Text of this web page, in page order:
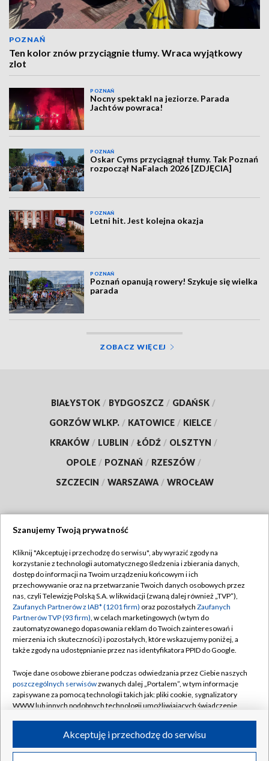
POZNAŃ
Ten kolor znów przyciągnie tłumy. Wraca wyjątkowy
zlot
POZNAŃ
Nocny spektakl na jeziorze. Parada
Jachtów powraca!
POZNAŃ
Oskar Cyms przyciągnął tłumy. Tak Poznań
rozpoczął NaFalach 2026 [ZDJĘCIA]
POZNAŃ
Letni hit. Jest kolejna okazja
POZNAŃ
Poznań opanują rowery! Szykuje się wielka
parada
ZOBACZ WIĘCEJ
BIAŁYSTOK / BYDGOSZCZ / GDAŃSK /
GORZÓW WLKP. / KATOWICE / KIELCE /
KRAKÓW / LUBLIN / ŁÓDŹ / OLSZTYN /
OPOLE / POZNAŃ / RZESZÓW /
SZCZECIN / WARSZAWA / WROCŁAW
TVP
Abonament TVP
Emisja w TVP
Centrum informacji TVP
Naziemna Telewizja Cyfrowa
Rada Programowa
System NOS
Informacje o nadawcy
Program dla prasy
Regulamin TVP
Polityka prywatności
Moje zgody
Pomoc
Kontakt
Kanały
©2026 Telewizja Polska S.A. w likwidacji
Szanujemy Twoją prywatność
Kliknij "Akceptuję i przechodzę do serwisu", aby wyrazić zgody na
korzystanie z technologii automatycznego śledzenia i zbierania danych,
dostęp do informacji na Twoim urządzeniu końcowym i ich
przechowywanie oraz na przetwarzanie Twoich danych osobowych przez
nas, czyli Telewizję Polską S.A. w likwidacji (zwaną dalej również „TVP”),
Zaufanych Partnerów z IAB* (1201 firm) oraz pozostałych Zaufanych
Partnerów TVP (93 firm), w celach marketingowych (w tym do
zautomatyzowanego dopasowania reklam do Twoich zainteresowań i
mierzenia ich skuteczności) i pozostałych, które wskazujemy poniżej, a
także zgody na udostępnianie przez nas identyfikatora PPID do Google.
Twoje dane osobowe zbierane podczas odwiedzania przez Ciebie naszych
poszczególnych serwisówzwanych dalej „Portalem”, w tym informacje
zapisywane za pomocą technologii takich jak: pliki cookie, sygnalizatory
WWW lub innych podobnych technologii umożliwiających świadczenie
ruchu w Internecie.Akceptuję i przechodzę do serwisu